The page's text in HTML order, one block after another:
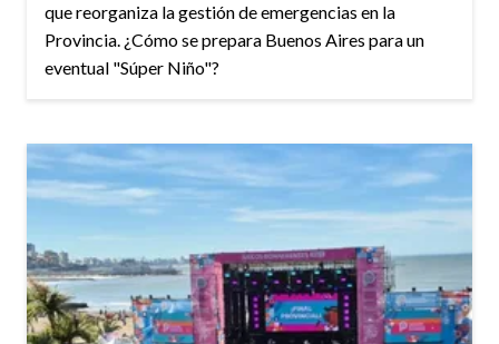
que reorganiza la gestión de emergencias en la
Provincia. ¿Cómo se prepara Buenos Aires para un
eventual "Súper Niño"?